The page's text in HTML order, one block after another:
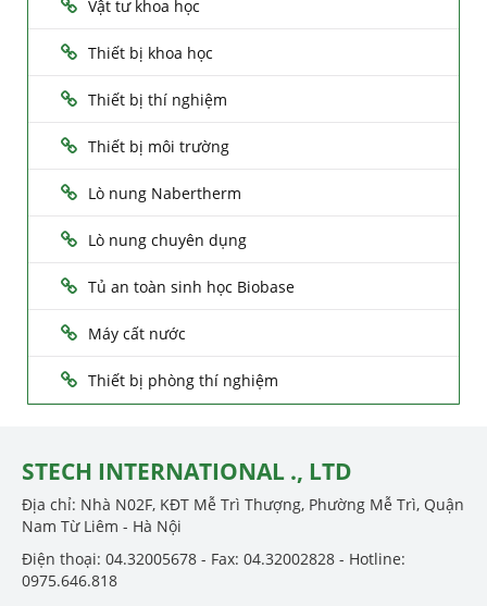
Vật tư khoa học
Thiết bị khoa học
Thiết bị thí nghiệm
Thiết bị môi trường
Lò nung Nabertherm
Lò nung chuyên dụng
Tủ an toàn sinh học Biobase
Máy cất nước
Thiết bị phòng thí nghiệm
STECH INTERNATIONAL ., LTD
Địa chỉ: Nhà N02F, KĐT Mễ Trì Thượng, Phường Mễ Trì, Quận
Nam Từ Liêm - Hà Nội
Điện thoại: 04.32005678 - Fax: 04.32002828 - Hotline:
0975.646.818